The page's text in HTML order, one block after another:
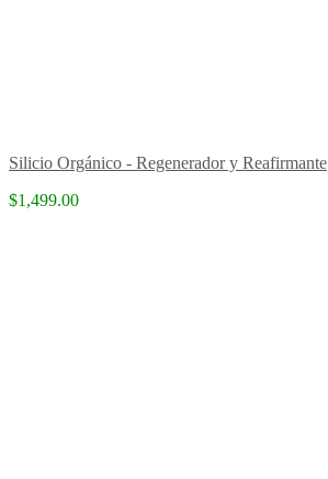
Silicio Orgánico - Regenerador y Reafirmante
$1,499.00